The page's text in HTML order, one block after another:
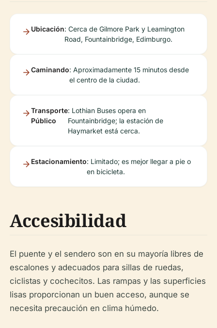
Ubicación: Cerca de Gilmore Park y Leamington
Road, Fountainbridge, Edimburgo.
Caminando: Aproximadamente 15 minutos desde
el centro de la ciudad.
Transporte
Público
: Lothian Buses opera en
Fountainbridge; la estación de
Haymarket está cerca.
Estacionamiento: Limitado; es mejor llegar a pie o
en bicicleta.
Accesibilidad
El puente y el sendero son en su mayoría libres de
escalones y adecuados para sillas de ruedas,
ciclistas y cochecitos. Las rampas y las superficies
lisas proporcionan un buen acceso, aunque se
necesita precaución en clima húmedo.